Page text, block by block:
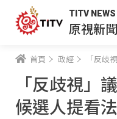
TITV NEWS
原視新
首頁 政經 「反歧
「反歧視」
候選人提看法